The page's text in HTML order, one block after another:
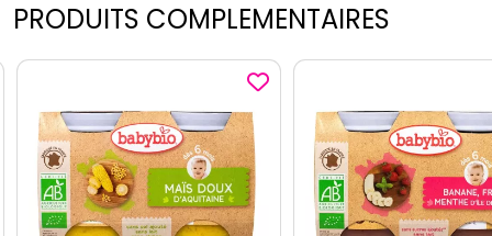
PRODUITS COMPLEMENTAIRES